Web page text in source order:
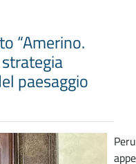
“Amerino.
paesaggio